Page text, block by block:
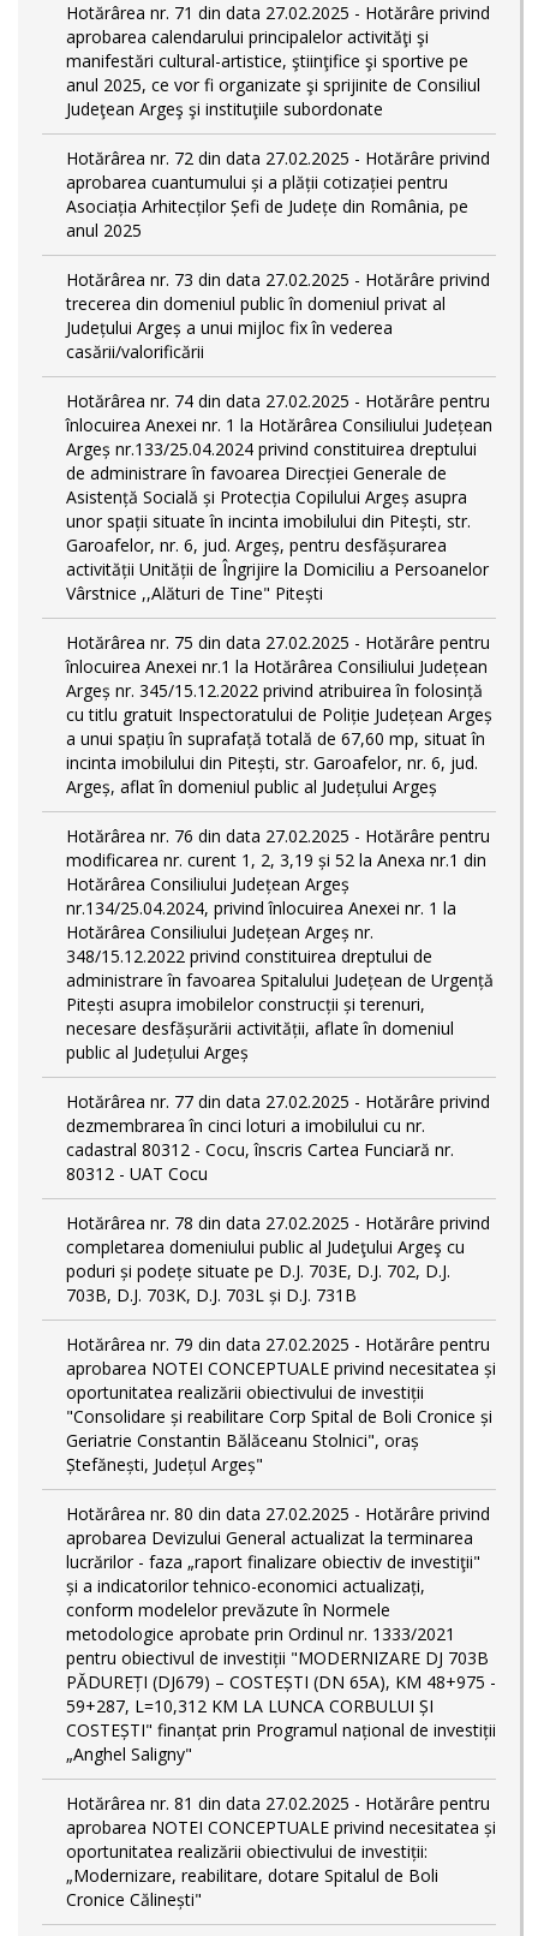
Hotărârea nr. 71 din data 27.02.2025 - Hotărâre privind
aprobarea calendarului principalelor activităţi şi
manifestări cultural-artistice, ştiinţifice şi sportive pe
anul 2025, ce vor fi organizate şi sprijinite de Consiliul
Judeţean Argeş şi instituţiile subordonate
Hotărârea nr. 72 din data 27.02.2025 - Hotărâre privind
aprobarea cuantumului și a plății cotizației pentru
Asociația Arhitecților Șefi de Județe din România, pe
anul 2025
Hotărârea nr. 73 din data 27.02.2025 - Hotărâre privind
trecerea din domeniul public în domeniul privat al
Județului Argeș a unui mijloc fix în vederea
casării/valorificării
Hotărârea nr. 74 din data 27.02.2025 - Hotărâre pentru
înlocuirea Anexei nr. 1 la Hotărârea Consiliului Județean
Argeș nr.133/25.04.2024 privind constituirea dreptului
de administrare în favoarea Direcției Generale de
Asistență Socială și Protecția Copilului Argeș asupra
unor spații situate în incinta imobilului din Pitești, str.
Garoafelor, nr. 6, jud. Argeș, pentru desfășurarea
activității Unității de Îngrijire la Domiciliu a Persoanelor
Vârstnice ,,Alături de Tine" Pitești
Hotărârea nr. 75 din data 27.02.2025 - Hotărâre pentru
înlocuirea Anexei nr.1 la Hotărârea Consiliului Județean
Argeș nr. 345/15.12.2022 privind atribuirea în folosință
cu titlu gratuit Inspectoratului de Poliție Județean Argeș
a unui spațiu în suprafață totală de 67,60 mp, situat în
incinta imobilului din Pitești, str. Garoafelor, nr. 6, jud.
Argeș, aflat în domeniul public al Județului Argeș
Hotărârea nr. 76 din data 27.02.2025 - Hotărâre pentru
modificarea nr. curent 1, 2, 3,19 și 52 la Anexa nr.1 din
Hotărârea Consiliului Județean Argeș
nr.134/25.04.2024, privind înlocuirea Anexei nr. 1 la
Hotărârea Consiliului Județean Argeș nr.
348/15.12.2022 privind constituirea dreptului de
administrare în favoarea Spitalului Județean de Urgență
Pitești asupra imobilelor construcții și terenuri,
necesare desfășurării activității, aflate în domeniul
public al Județului Argeș
Hotărârea nr. 77 din data 27.02.2025 - Hotărâre privind
dezmembrarea în cinci loturi a imobilului cu nr.
cadastral 80312 - Cocu, înscris Cartea Funciară nr.
80312 - UAT Cocu
Hotărârea nr. 78 din data 27.02.2025 - Hotărâre privind
completarea domeniului public al Judeţului Argeş cu
poduri și podețe situate pe D.J. 703E, D.J. 702, D.J.
703B, D.J. 703K, D.J. 703L și D.J. 731B
Hotărârea nr. 79 din data 27.02.2025 - Hotărâre pentru
aprobarea NOTEI CONCEPTUALE privind necesitatea și
oportunitatea realizării obiectivului de investiții
"Consolidare și reabilitare Corp Spital de Boli Cronice și
Geriatrie Constantin Bălăceanu Stolnici", oraș
Ștefănești, Județul Argeș"
Hotărârea nr. 80 din data 27.02.2025 - Hotărâre privind
aprobarea Devizului General actualizat la terminarea
lucrărilor - faza „raport finalizare obiectiv de investiţii"
și a indicatorilor tehnico-economici actualizați,
conform modelelor prevăzute în Normele
metodologice aprobate prin Ordinul nr. 1333/2021
pentru obiectivul de investiții "MODERNIZARE DJ 703B
PĂDUREȚI (DJ679) – COSTEȘTI (DN 65A), KM 48+975 -
59+287, L=10,312 KM LA LUNCA CORBULUI ȘI
COSTEȘTI" finanțat prin Programul național de investiții
„Anghel Saligny"
Hotărârea nr. 81 din data 27.02.2025 - Hotărâre pentru
aprobarea NOTEI CONCEPTUALE privind necesitatea și
oportunitatea realizării obiectivului de investiții:
„Modernizare, reabilitare, dotare Spitalul de Boli
Cronice Călinești"